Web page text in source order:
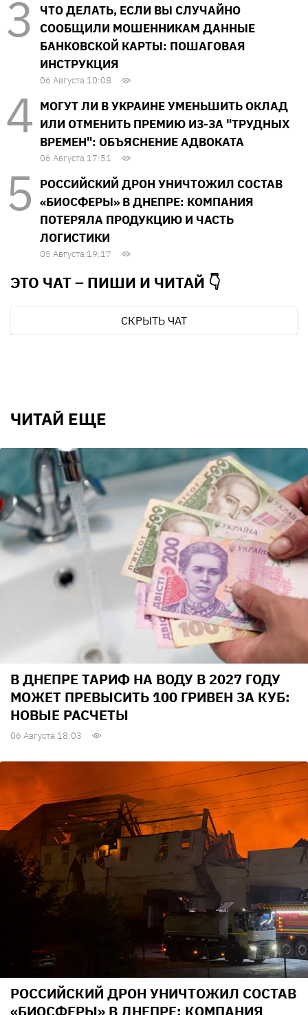
ЧТО ДЕЛАТЬ, ЕСЛИ ВЫ СЛУЧАЙНО
СООБЩИЛИ МОШЕННИКАМ ДАННЫЕ
БАНКОВСКОЙ КАРТЫ: ПОШАГОВАЯ
ИНСТРУКЦИЯ
06 Августа 10:08
МОГУТ ЛИ В УКРАИНЕ УМЕНЬШИТЬ ОКЛАД
ИЛИ ОТМЕНИТЬ ПРЕМИЮ ИЗ-ЗА "ТРУДНЫХ
ВРЕМЕН": ОБЪЯСНЕНИЕ АДВОКАТА
06 Августа 17:51
РОССИЙСКИЙ ДРОН УНИЧТОЖИЛ СОСТАВ
«БИОСФЕРЫ» В ДНЕПРЕ: КОМПАНИЯ
ПОТЕРЯЛА ПРОДУКЦИЮ И ЧАСТЬ
ЛОГИСТИКИ
05 Августа 19:17
ЭТО ЧАТ – ПИШИ И ЧИТАЙ 👇
СКРЫТЬ ЧАТ
ЧИТАЙ ЕЩЕ
В ДНЕПРЕ ТАРИФ НА ВОДУ В 2027 ГОДУ
МОЖЕТ ПРЕВЫСИТЬ 100 ГРИВЕН ЗА КУБ:
НОВЫЕ РАСЧЕТЫ
06 Августа 18:03
РОССИЙСКИЙ ДРОН УНИЧТОЖИЛ СОСТАВ
«БИОСФЕРЫ» В ДНЕПРЕ: КОМПАНИЯ